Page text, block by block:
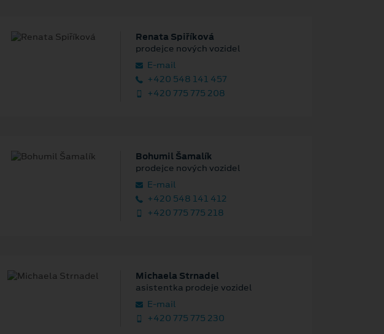
Renata Spiříková
prodejce nových vozidel
E‑mail
+420 548 141 457
+420 775 775 208
Bohumil Šamalík
prodejce nových vozidel
E‑mail
+420 548 141 412
+420 775 775 218
Michaela Strnadel
asistentka prodeje vozidel
E‑mail
+420 775 775 230